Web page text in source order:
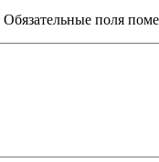
Обязательные поля